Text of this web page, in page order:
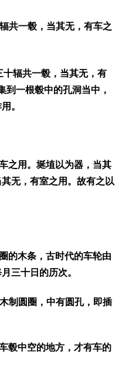
共一毂，当其无，有车之
十辐共一毂，当其无，有
到一根毂中的孔洞当中，
。
之用。埏埴以为器，当其
无，有室之用。故有之以
的木条，古时代的车轮由
三十日的历次。
制圆圈，中有圆孔，即插
毂中空的地方，才有车的